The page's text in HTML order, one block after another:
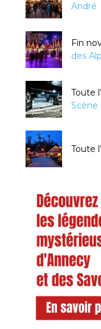
André
Fin
des
Toute
Scène
Toute